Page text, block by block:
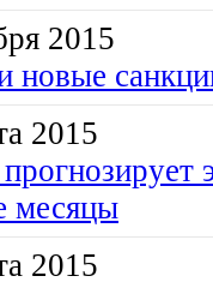
2015
2015
месяцы
2015